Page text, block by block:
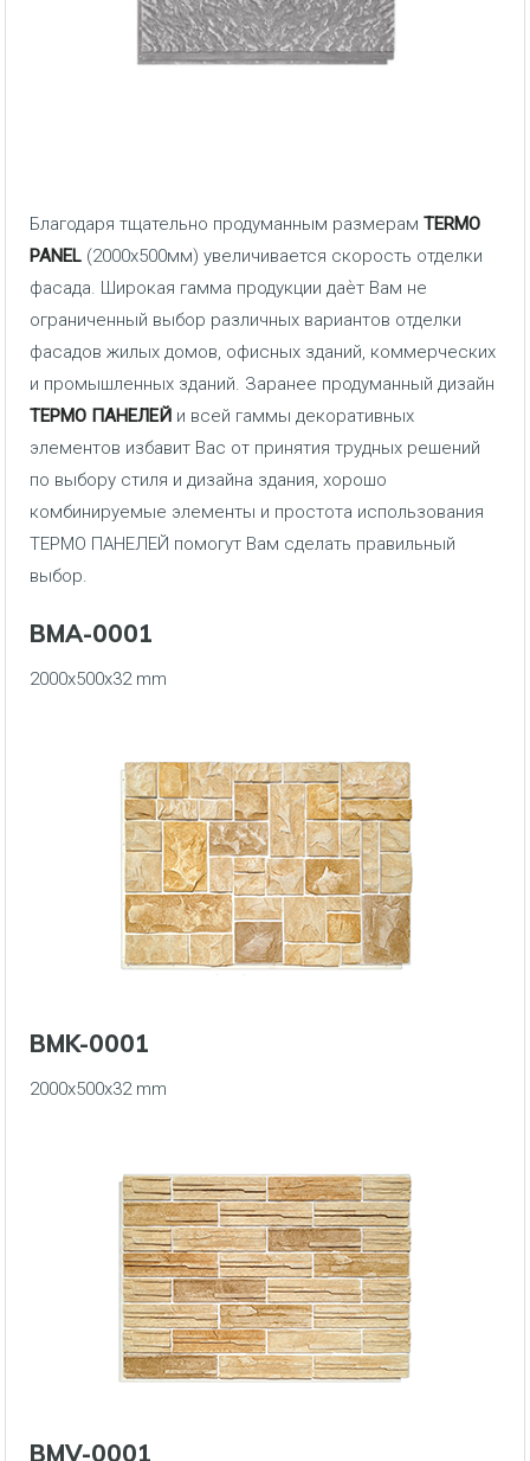
Благодаря тщательно продуманным размерам TERMO
PANEL (2000х500мм) увеличивается скорость отделки
фасада. Широкая гамма продукции даѐт Вам не
ограниченный выбор различных вариантов отделки
фасадов жилых домов, офисных зданий, коммерческих
и промышленных зданий. Заранее продуманный дизайн
ТЕРМО ПАНЕЛЕЙ и всей гаммы декоративных
элементов избавит Вас от принятия трудных решений
по выбору стиля и дизайна здания, хорошо
комбинируемые элементы и простота использования
ТЕРМО ПАНЕЛЕЙ помогут Вам сделать правильный
выбор.
BMA-0001
2000x500x32 mm
BMK-0001
2000x500x32 mm
BMV-0001